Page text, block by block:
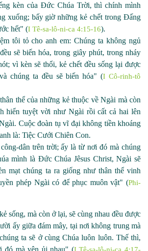
kèn của Đức Chúa Trời, thì chính mình
xuống; bấy giờ những kẻ chết trong Đấng
hết" (I Tê-sa-lô-ni-ca 4:15-16).
tôi tỏ cho anh em: Chúng ta không ngủ
sẽ biến hóa, trong giây phút, trong nháy
vì kèn sẽ thổi, kẻ chết đều sống lại được
chúng ta đều sẽ biến hóa" (I Cô-rinh-tô
thể của những kẻ thuộc về Ngài mà còn
hiển tuyệt vời như Ngài rồi cất cả hai lên
Cuộc đoàn tụ vĩ đại không tiền khoáng
là: Tiệc Cưới Chiên Con.
-dân trên trời; ấy là từ nơi đó mà chúng
mình là Đức Chúa Jêsus Christ, Ngài sẽ
mạt chúng ta ra giống như thân thể vinh
phép Ngài có để phục muôn vật" (Phi-
sống, mà còn ở lại, sẽ cùng nhau đều được
ấy giữa đám mây, tại nơi không trung mà
ta sẽ ở cùng Chúa luôn luôn. Thế thì,
đó mà yên ủi nhau" (